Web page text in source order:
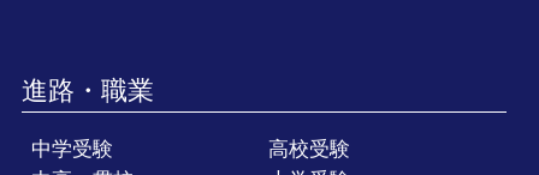
進路・職業
中学受験
高校受験